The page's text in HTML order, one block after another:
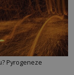
Pyrogeneze